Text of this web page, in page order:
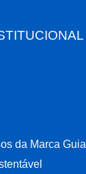
da Marca Guia